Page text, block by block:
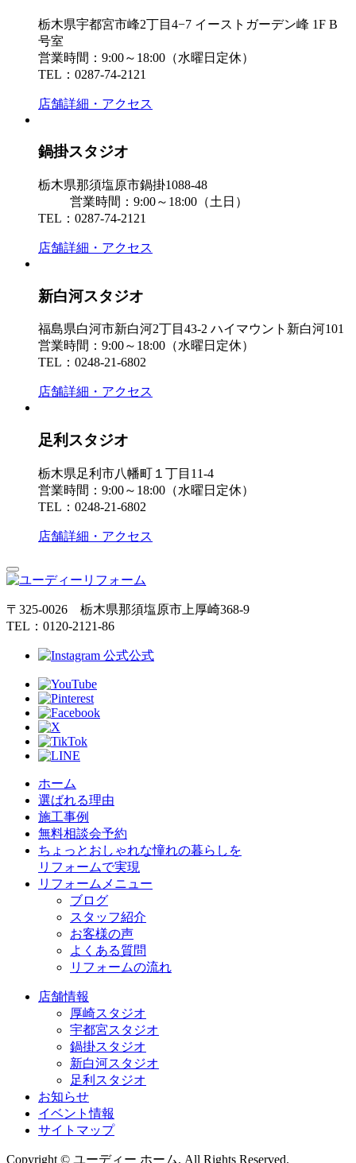
栃木県宇都宮市峰2丁目4−7 イーストガーデン峰 1F B
号室
営業時間：9:00～18:00（水曜日定休）
TEL：0287-74-2121
店舗詳細・アクセス
鍋掛スタジオ
栃木県那須塩原市鍋掛1088-48
営業時間：9:00～18:00（土日）
TEL：0287-74-2121
店舗詳細・アクセス
新白河スタジオ
福島県白河市新白河2丁目43-2 ハイマウント新白河101
営業時間：9:00～18:00（水曜日定休）
TEL：0248-21-6802
店舗詳細・アクセス
足利スタジオ
栃木県足利市八幡町１丁目11-4
営業時間：9:00～18:00（水曜日定休）
TEL：0248-21-6802
店舗詳細・アクセス
〒325-0026 栃木県那須塩原市上厚崎368-9
TEL：0120-2121-86
公式
ホーム
選ばれる理由
施工事例
無料相談会予約
ちょっとおしゃれな憧れの暮らしを
リフォームで実現
リフォームメニュー
ブログ
スタッフ紹介
お客様の声
よくある質問
リフォームの流れ
店舗情報
厚崎スタジオ
宇都宮スタジオ
鍋掛スタジオ
新白河スタジオ
足利スタジオ
お知らせ
イベント情報
サイトマップ
Copyright © ユーディー ホーム. All Rights Reserved.